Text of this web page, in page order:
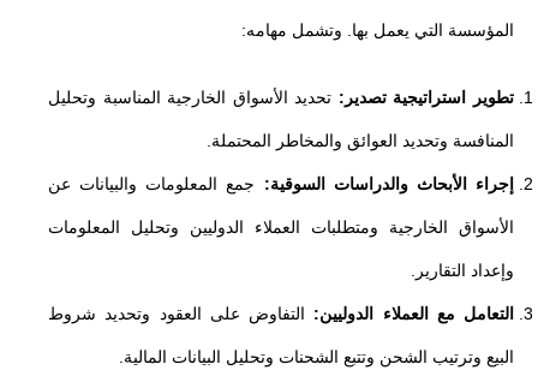
المؤسسة التي يعمل بها. وتشمل مهامه:
تطوير استراتيجية تصدير: تحديد الأسواق الخارجية المناسبة وتحليل
المنافسة وتحديد العوائق والمخاطر المحتملة.
إجراء الأبحاث والدراسات السوقية: جمع المعلومات والبيانات عن
الأسواق الخارجية ومتطلبات العملاء الدوليين وتحليل المعلومات
وإعداد التقارير.
التعامل مع العملاء الدوليين: التفاوض على العقود وتحديد شروط
البيع وترتيب الشحن وتتبع الشحنات وتحليل البيانات المالية.